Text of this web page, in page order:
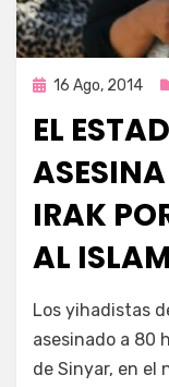
Publicada
16 Ago, 2014
EL
IRAK
AL ISLAM
porEnrique
Los yihadistas
asesinado a 80
de Sinyar, en el